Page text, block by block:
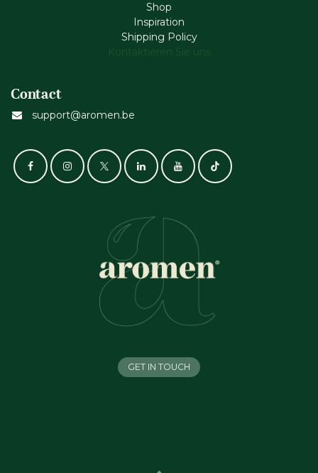
Shop
Inspiration
Shipping Policy
Kontaktieren Sie uns
Contact
support@aromen.be
GET IN TOUCH